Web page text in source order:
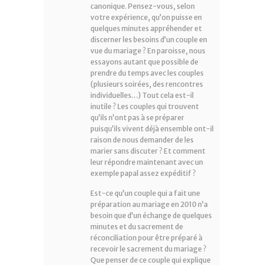
canonique. Pensez-vous, selon
votre expérience, qu’on puisse en
quelques minutes appréhender et
discerner les besoins d’un couple en
vue du mariage ? En paroisse, nous
essayons autant que possible de
prendre du temps avec les couples
(plusieurs soirées, des rencontres
individuelles…) Tout cela est-il
inutile ? Les couples qui trouvent
qu’ils n’ont pas à se préparer
puisqu’ils vivent déjà ensemble ont-il
raison de nous demander de les
marier sans discuter ? Et comment
leur répondre maintenant avec un
exemple papal assez expéditif ?
Est-ce qu’un couple qui a fait une
préparation au mariage en 2010 n’a
besoin que d’un échange de quelques
minutes et du sacrement de
réconciliation pour être préparé à
recevoir le sacrement du mariage ?
Que penser de ce couple qui explique